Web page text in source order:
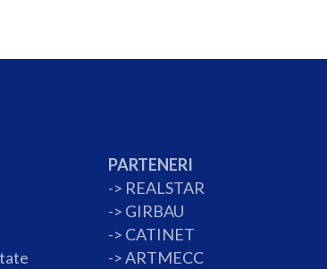
PARTENERI
-> REALSTAR
-> GIRBAU
-> CATINET
->ARTMECC